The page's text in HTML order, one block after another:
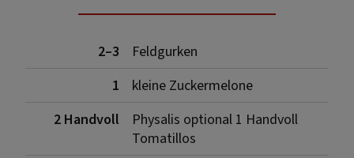
2–3
Feldgurken
1
kleine Zuckermelone
2 Handvoll
Physalis optional 1 Handvoll
Tomatillos